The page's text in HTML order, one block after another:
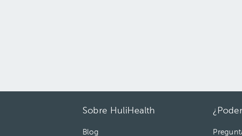
Sobre HuliHealth
Blog